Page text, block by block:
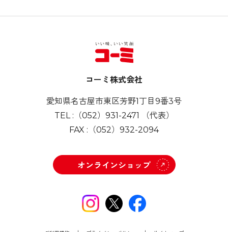
コーミ株式会社
愛知県名古屋市東区芳野1丁目9番3号
TEL : （052）931-2471 （代表）
FAX : （052）932-2094
オンラインショップ